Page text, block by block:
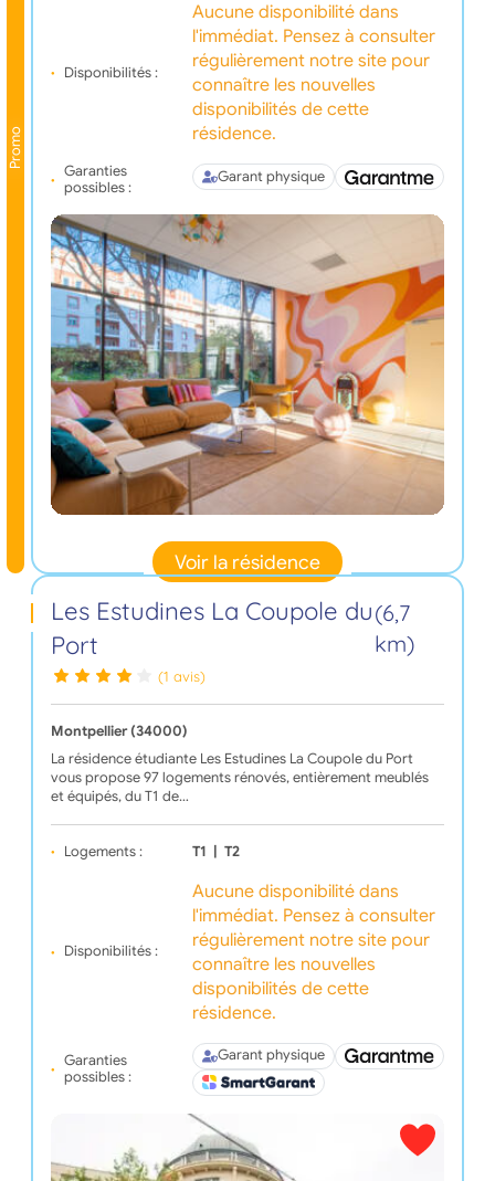
Promo
Disponibilités :
Aucune disponibilité dans
l'immédiat. Pensez à consulter
régulièrement notre site pour
connaître les nouvelles
disponibilités de cette
résidence.
Garanties
possibles :
Garant physique
Voir la résidence
Les Estudines La Coupole du
Port
(6,7
km)
(1 avis)
Montpellier (34000)
La résidence étudiante Les Estudines La Coupole du Port
vous propose 97 logements rénovés, entièrement meublés
et équipés, du T1 de…
Logements : T1 T2
Disponibilités :
Aucune disponibilité dans
l'immédiat. Pensez à consulter
régulièrement notre site pour
connaître les nouvelles
disponibilités de cette
résidence.
Garanties
possibles :
Garant physique